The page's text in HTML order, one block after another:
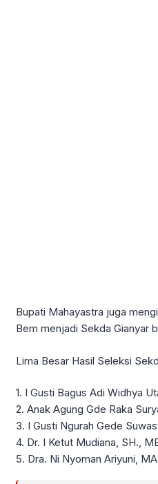
Bupati Mahayastra juga
Bem menjadi Sekda Gianyar
Lima Besar Hasil Seleksi
1. I Gusti Bagus Adi Widhya
2. Anak Agung Gde Raka
3. I Gusti Ngurah Gede
4. Dr. I Ketut Mudiana, SH.,
5. Dra. Ni Nyoman Ariyuni,